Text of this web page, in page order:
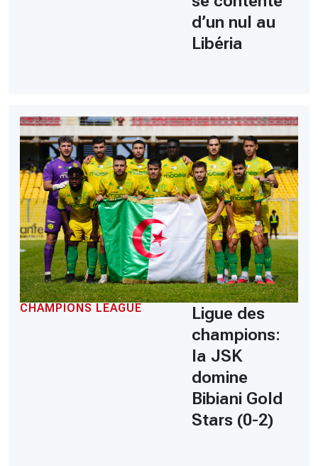
d’un nul au
Libéria
CHAMPIONS LEAGUE
Ligue des
champions:
la JSK
domine
Bibiani Gold
Stars (0-2)